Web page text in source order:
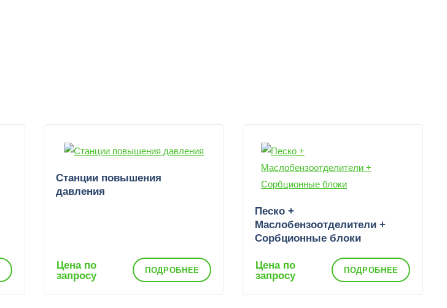
Станции повышения
давления
Цена по
запросу
ПОДРОБНЕЕ
Песко +
Маслобензоотделители +
Сорбционные блоки
Цена по
запросу
ПОДРОБНЕЕ